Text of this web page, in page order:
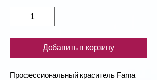
Добавить в корзину
Профессиональный краситель Fama